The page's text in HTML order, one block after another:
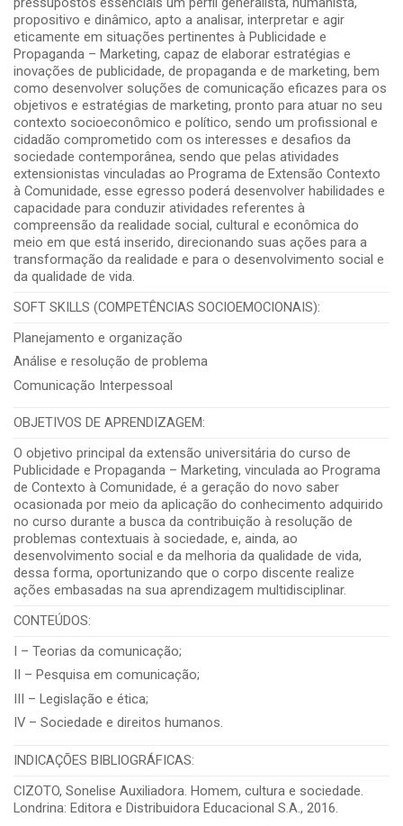
propositivo e dinâmico, apto a analisar, interpretar e agir
eticamente em situações pertinentes à Publicidade e
Propaganda – Marketing, capaz de elaborar estratégias e
inovações de publicidade, de propaganda e de marketing, bem
como desenvolver soluções de comunicação eficazes para os
objetivos e estratégias de marketing, pronto para atuar no seu
contexto socioeconômico e político, sendo um profissional e
cidadão comprometido com os interesses e desafios da
sociedade contemporânea, sendo que pelas atividades
extensionistas vinculadas ao Programa de Extensão Contexto
à Comunidade, esse egresso poderá desenvolver habilidades e
capacidade para conduzir atividades referentes à
compreensão da realidade social, cultural e econômica do
meio em que está inserido, direcionando suas ações para a
transformação da realidade e para o desenvolvimento social e
da qualidade de vida.
SOFT SKILLS (COMPETÊNCIAS SOCIOEMOCIONAIS):
Planejamento e organização
Análise e resolução de problema
Comunicação Interpessoal
OBJETIVOS DE APRENDIZAGEM:
O objetivo principal da extensão universitária do curso de
Publicidade e Propaganda – Marketing, vinculada ao Programa
de Contexto à Comunidade, é a geração do novo saber
ocasionada por meio da aplicação do conhecimento adquirido
no curso durante a busca da contribuição à resolução de
problemas contextuais à sociedade, e, ainda, ao
desenvolvimento social e da melhoria da qualidade de vida,
dessa forma, oportunizando que o corpo discente realize
ações embasadas na sua aprendizagem multidisciplinar.
CONTEÚDOS:
I – Teorias da comunicação;
II – Pesquisa em comunicação;
III – Legislação e ética;
IV – Sociedade e direitos humanos.
INDICAÇÕES BIBLIOGRÁFICAS:
CIZOTO, Sonelise Auxiliadora. Homem, cultura e sociedade.
Londrina: Editora e Distribuidora Educacional S.A., 2016.